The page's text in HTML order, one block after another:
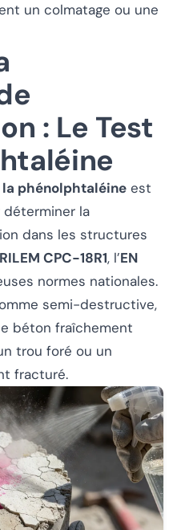
un colmatage ou une
: Le Test
phénolphtaléine est
la
dans les structures
RILEM CPC-18R1, l’EN
normes nationales.
semi-destructive,
béton fraîchement
trou foré ou un
fracturé.